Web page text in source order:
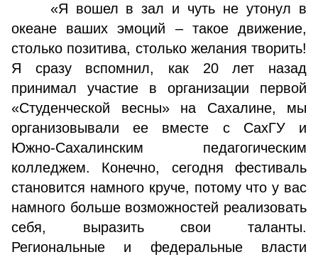
«Я вошел в зал и чуть не утонул в
океане ваших эмоций – такое движение,
столько позитива, столько желания творить!
Я сразу вспомнил, как 20 лет назад
принимал участие в организации первой
«Студенческой весны» на Сахалине, мы
организовывали ее вместе с СахГУ и
Южно-Сахалинским педагогическим
колледжем. Конечно, сегодня фестиваль
становится намного круче, потому что у вас
намного больше возможностей реализовать
себя, выразить свои таланты.
Региональные и федеральные власти